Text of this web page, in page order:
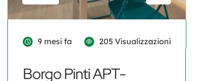
9 mesi fa 205 Visualizzazioni
Borgo Pinti APT-